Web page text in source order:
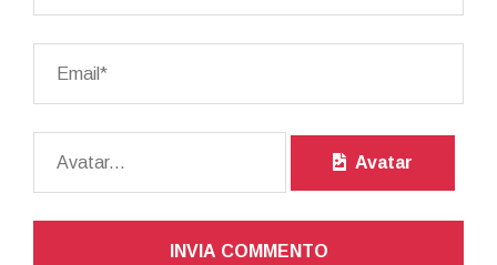
Avatar
INVIA COMMENTO